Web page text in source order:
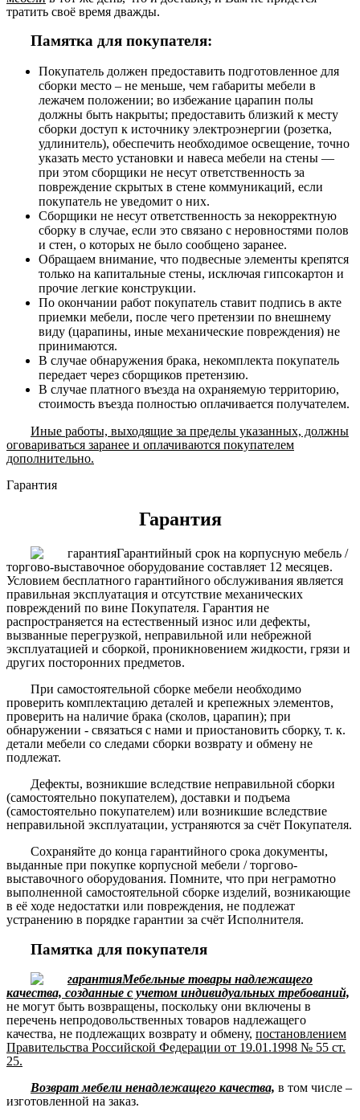
тратить своё время дважды.
Памятка для покупателя:
Покупатель должен предоставить подготовленное для
сборки место – не меньше, чем габариты мебели в
лежачем положении; во избежание царапин полы
должны быть накрыты; предоставить близкий к месту
сборки доступ к источнику электроэнергии (розетка,
удлинитель), обеспечить необходимое освещение, точно
указать место установки и навеса мебели на стены —
при этом сборщики не несут ответственность за
повреждение скрытых в стене коммуникаций, если
покупатель не уведомит о них.
Сборщики не несут ответственность за некорректную
сборку в случае, если это связано с неровностями полов
и стен, о которых не было сообщено заранее.
Обращаем внимание, что подвесные элементы крепятся
только на капитальные стены, исключая гипсокартон и
прочие легкие конструкции.
По окончании работ покупатель ставит подпись в акте
приемки мебели, после чего претензии по внешнему
виду (царапины, иные механические повреждения) не
принимаются.
В случае обнаружения брака, некомплекта покупатель
передает через сборщиков претензию.
В случае платного въезда на охраняемую территорию,
стоимость въезда полностью оплачивается получателем.
Иные работы, выходящие за пределы указанных, должны
оговариваться заранее и оплачиваются покупателем
дополнительно.
Гарантия
Гарантия
Гарантийный срок на корпусную мебель /
торгово-выставочное оборудование составляет 12 месяцев.
Условием бесплатного гарантийного обслуживания является
правильная эксплуатация и отсутствие механических
повреждений по вине Покупателя. Гарантия не
распространяется на естественный износ или дефекты,
вызванные перегрузкой, неправильной или небрежной
эксплуатацией и сборкой, проникновением жидкости, грязи и
других посторонних предметов.
При самостоятельной сборке мебели необходимо
проверить комплектацию деталей и крепежных элементов,
проверить на наличие брака (сколов, царапин); при
обнаружении - связаться с нами и приостановить сборку, т. к.
детали мебели со следами сборки возврату и обмену не
подлежат.
Дефекты, возникшие вследствие неправильной сборки
(самостоятельно покупателем), доставки и подъема
(самостоятельно покупателем) или возникшие вследствие
неправильной эксплуатации, устраняются за счёт Покупателя.
Сохраняйте до конца гарантийного срока документы,
выданные при покупке корпусной мебели / торгово-
выставочного оборудования. Помните, что при неграмотно
выполненной самостоятельной сборке изделий, возникающие
в её ходе недостатки или повреждения, не подлежат
устранению в порядке гарантии за счёт Исполнителя.
Памятка для покупателя
Мебельные товары надлежащего
качества, созданные с учетом индивидуальных требований,
не могут быть возвращены, поскольку они включены в
перечень непродовольственных товаров надлежащего
качества, не подлежащих возврату и обмену, постановлением
Правительства Российской Федерации от 19.01.1998 № 55 ст.
25.
Возврат мебели ненадлежащего качества, в том числе –
изготовленной на заказ.